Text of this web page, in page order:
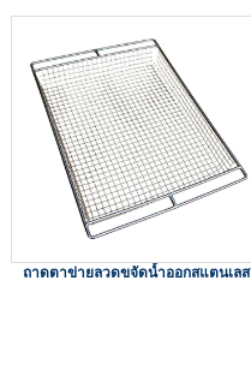
ถาดตาข่ายลวดขจัดน้ำออกสแตนเลส